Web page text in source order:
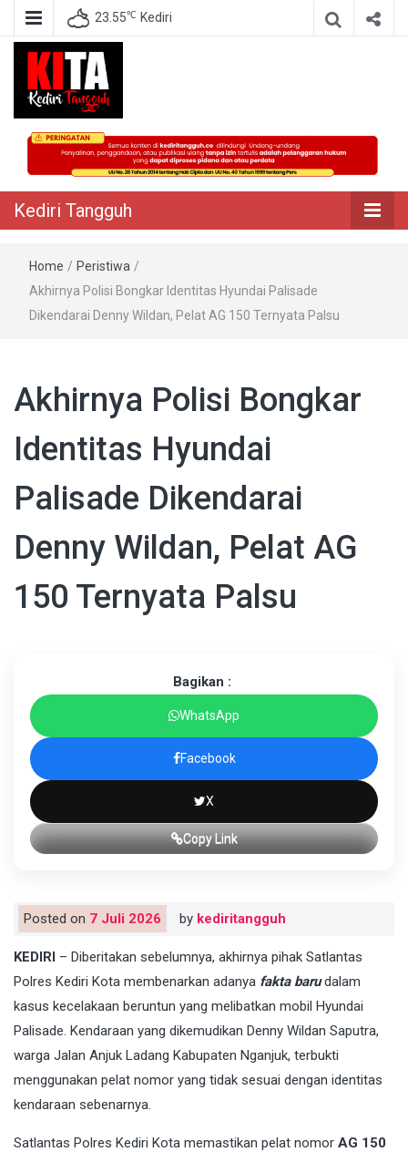
23.55℃ Kediri
Kediri Tangguh
Berita Akurat Terpercaya
Kediri Tangguh
Home / Peristiwa /
Akhirnya Polisi Bongkar Identitas Hyundai Palisade
Dikendarai Denny Wildan, Pelat AG 150 Ternyata Palsu
Akhirnya Polisi Bongkar
Identitas Hyundai
Palisade Dikendarai
Denny Wildan, Pelat AG
150 Ternyata Palsu
Bagikan :
WhatsApp
Facebook
X
Copy Link
Posted on 7 Juli 2026 by kediritangguh
KEDIRI – Diberitakan sebelumnya, akhirnya pihak Satlantas
Polres Kediri Kota membenarkan adanya fakta baru dalam
kasus kecelakaan beruntun yang melibatkan mobil Hyundai
Palisade. Kendaraan yang dikemudikan Denny Wildan Saputra,
warga Jalan Anjuk Ladang Kabupaten Nganjuk, terbukti
menggunakan pelat nomor yang tidak sesuai dengan identitas
kendaraan sebenarnya.
Satlantas Polres Kediri Kota memastikan pelat nomor AG 150